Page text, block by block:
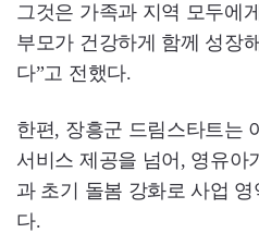
그것은 가족과 지역 모두에
부모가 건강하게 함께 성장
다”고 전했다.
한편, 장흥군 드림스타트는
서비스 제공을 넘어, 영유아
과 초기 돌봄 강화로 사업
다.